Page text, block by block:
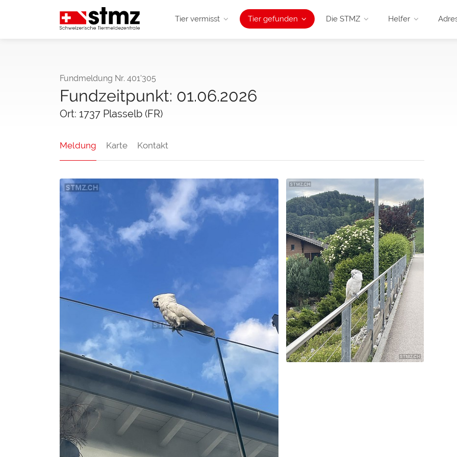
Tier vermisst Tier gefunden Die STMZ Helfer
Fundmeldung Nr. 401'305
Fundzeitpunkt: 01.06.2026
Ort: 1737 Plasselb (FR)
Meldung Karte Kontakt